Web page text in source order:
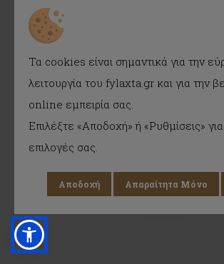
Τα cookies είναι σημαντικά για την
λειτουργία του fylaxta.gr και για την
online εμπειρία σας.
Επιλέξτε «Αποδοχή» ή «Ρυθμίσεις»
επιλογές σας.
Αποδοχή Απαραίτητα Μόνο